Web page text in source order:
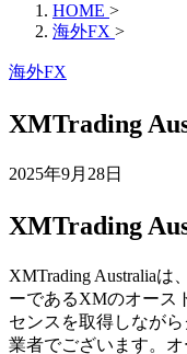
HOME >
海外FX >
海外FX
XMTrading
2025年9月28日
XMTrading
XMTrading Australia
ーであるXMのオース
センスを取得しなが
業者でございます。